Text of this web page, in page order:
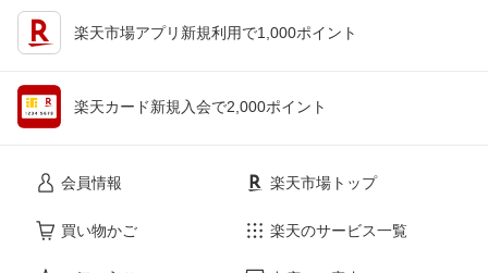
楽天市場アプリ新規利用で1,000ポイント
楽天カード新規入会で2,000ポイント
会員情報
買い物かご
楽天市場トップ
楽天のサービス一覧